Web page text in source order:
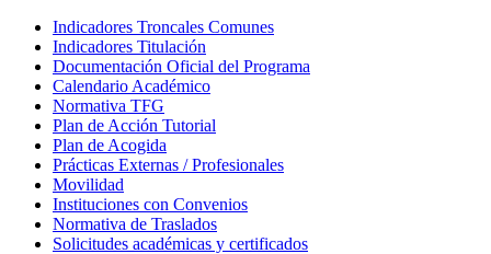
Indicadores Troncales Comunes
Indicadores Titulación
Documentación Oficial del Programa
Calendario Académico
Normativa TFG
Plan de Acción Tutorial
Plan de Acogida
Prácticas Externas / Profesionales
Movilidad
Instituciones con Convenios
Normativa de Traslados
Solicitudes académicas y certificados